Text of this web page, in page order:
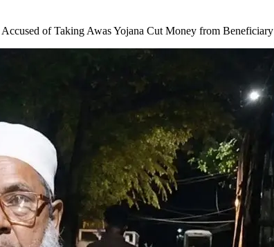
Accused of Taking Awas Yojana Cut Money from Beneficiary